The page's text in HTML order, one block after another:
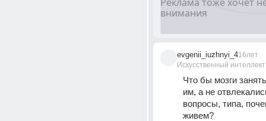
evgenii_iuzhnyi_4
Искусственный интеллект
16лет
Что бы мозги
им, а не
вопросы, типа,
живем?